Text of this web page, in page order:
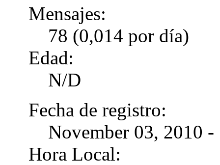
Mensajes:
78 (0,014 por día)
Edad:
N/D
Fecha de registro:
November 03, 2010
Hora Local: